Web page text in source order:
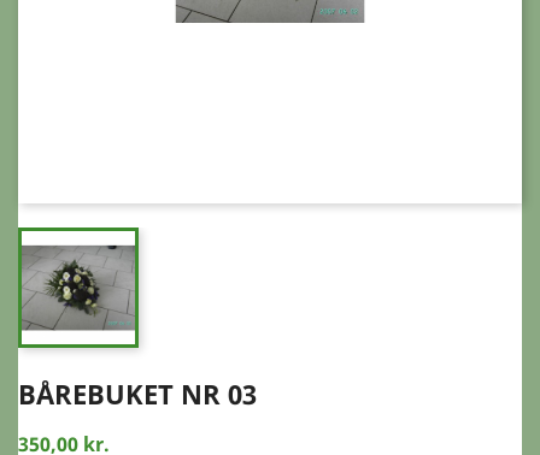
BÅREBUKET NR 03
350,00 kr.